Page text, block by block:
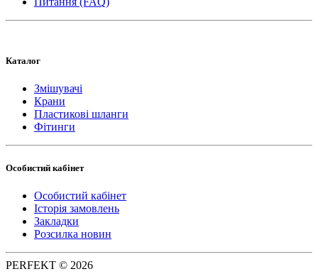
Каталог
Змішувачі
Крани
Пластикові шланги
Фітинги
Особистий кабінет
Особистий кабінет
Історія замовлень
Закладки
Розсилка новин
PERFEKT © 2026